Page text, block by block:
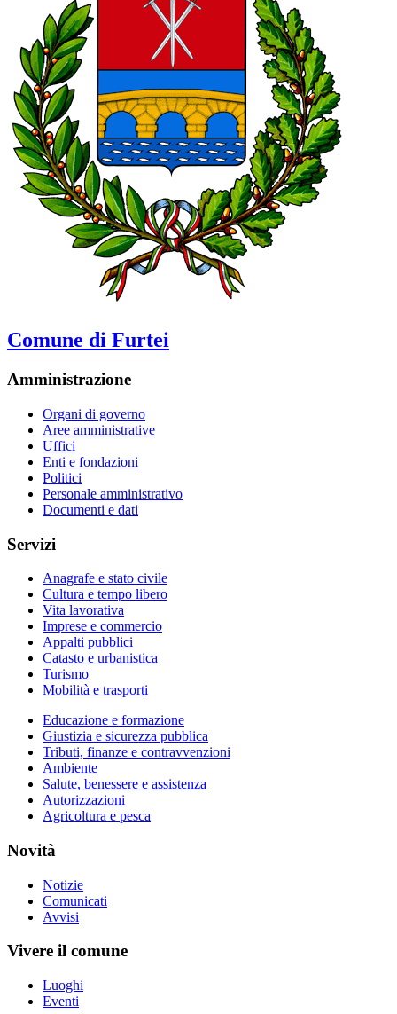
Comune di Furtei
Amministrazione
Organi di governo
Aree amministrative
Uffici
Enti e fondazioni
Politici
Personale amministrativo
Documenti e dati
Servizi
Anagrafe e stato civile
Cultura e tempo libero
Vita lavorativa
Imprese e commercio
Appalti pubblici
Catasto e urbanistica
Turismo
Mobilità e trasporti
Educazione e formazione
Giustizia e sicurezza pubblica
Tributi, finanze e contravvenzioni
Ambiente
Salute, benessere e assistenza
Autorizzazioni
Agricoltura e pesca
Novità
Notizie
Comunicati
Avvisi
Vivere il comune
Luoghi
Eventi